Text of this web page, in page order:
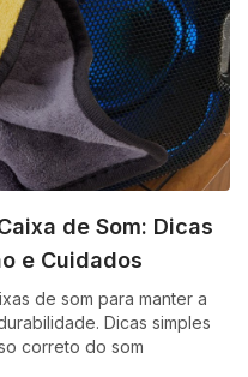
de Som: Dicas
e Cuidados
de som para manter a
Dicas simples
correto do som